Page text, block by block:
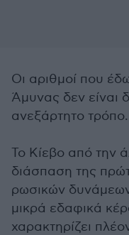
Οι αριθμοί που
Άμυνας δεν είναι
ανεξάρτητο τρόπο.
Το Κίεβο από την
διάσπαση της
ρωσικών
μικρά εδαφικά
χαρακτηρίζει